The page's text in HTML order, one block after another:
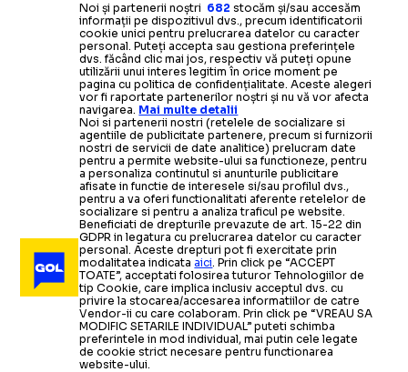
Noi și partenerii noștri 682 stocăm și/sau accesăm
informații pe dispozitivul dvs., precum identificatorii
cookie unici pentru prelucrarea datelor cu caracter
personal. Puteți accepta sau gestiona preferințele
dvs. făcând clic mai jos, respectiv vă puteți opune
utilizării unui interes legitim în orice moment pe
pagina cu politica de confidențialitate. Aceste alegeri
vor fi raportate partenerilor noștri și nu vă vor afecta
navigarea. Mai multe detalii
Noi si partenerii nostri (retelele de socializare si
agentiile de publicitate partenere, precum si furnizorii
nostri de servicii de date analitice) prelucram date
pentru a permite website-ului sa functioneze, pentru
a personaliza continutul si anunturile publicitare
afisate in functie de interesele si/sau profilul dvs.,
pentru a va oferi functionalitati aferente retelelor de
socializare si pentru a analiza traficul pe website.
Beneficiati de drepturile prevazute de art. 15-22 din
GDPR in legatura cu prelucrarea datelor cu caracter
personal. Aceste drepturi pot fi exercitate prin
modalitatea indicataaici. Prin click pe “ACCEPT
TOATE”, acceptati folosirea tuturor Tehnologiilor de
tip Cookie, care implica inclusiv acceptul dvs. cu
privire la stocarea/accesarea informatiilor de catre
Vendor-ii cu care colaboram. Prin click pe “VREAU SA
MODIFIC SETARILE INDIVIDUAL” puteti schimba
preferintele in mod individual, mai putin cele legate
de cookie strict necesare pentru functionarea
website-ului.